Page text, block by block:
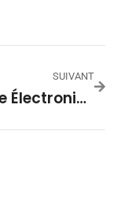
SUIVANT
La Copie Électronique Fidèle : Un Nouvel Atout Pour Les Entreprises Et Les Structures Publiques